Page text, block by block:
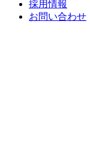
採用情報
お問い合わせ